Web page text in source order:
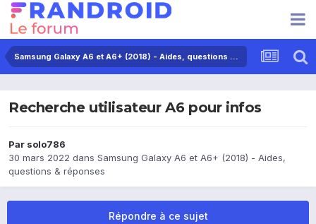
Samsung Galaxy A6 et A6+ (2018) - Aides, questions & réponses
Recherche utilisateur A6 pour infos
Par solo786
30 mars 2022 dans Samsung Galaxy A6 et A6+ (2018) - Aides,
questions & réponses
Répondre à ce sujet